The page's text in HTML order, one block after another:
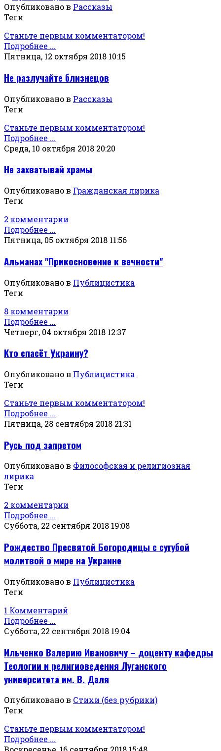
Опубликовано в Рассказы
Теги
Станьте первым комментатором!
Подробнее ...
Пятница, 12 октября 2018 10:15
Не разлучайте близнецов
Опубликовано в Рассказы
Теги
Станьте первым комментатором!
Подробнее ...
Среда, 10 октября 2018 20:20
Не захватывай храмы
Опубликовано в Гражданская лирика
Теги
2 комментарии
Подробнее ...
Пятница, 05 октября 2018 11:56
Альманах "Прикосновение к вечности"
Опубликовано в Публицистика
Теги
8 комментарии
Подробнее ...
Четверг, 04 октября 2018 12:37
Кто спасёт Украину?
Опубликовано в Публицистика
Теги
Станьте первым комментатором!
Подробнее ...
Пятница, 28 сентября 2018 21:31
Русь под запретом
Опубликовано в Философская и религиозная
лирика
Теги
2 комментарии
Подробнее ...
Суббота, 22 сентября 2018 19:08
Рождество Пресвятой Богородицы с сугубой
молитвой о мире на Украине
Опубликовано в Публицистика
Теги
1 Комментарий
Подробнее ...
Суббота, 22 сентября 2018 19:04
Ильченко Валерию Ивановичу – доценту кафедры
Теологии и религиоведения Луганского
университета им. В. Даля
Опубликовано в Стихи (без рубрики)
Теги
Станьте первым комментатором!
Подробнее ...